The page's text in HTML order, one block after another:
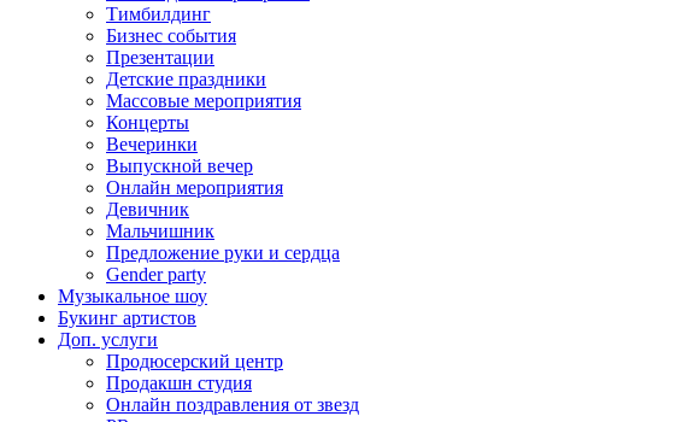
Тимбилдинг
Бизнес события
Презентации
Детские праздники
Массовые мероприятия
Концерты
Вечеринки
Выпускной вечер
Онлайн мероприятия
Девичник
Мальчишник
Предложение руки и сердца
Gender party
Музыкальное шоу
Букинг артистов
Доп. услуги
Продюсерский центр
Продакшн студия
Онлайн поздравления от звезд